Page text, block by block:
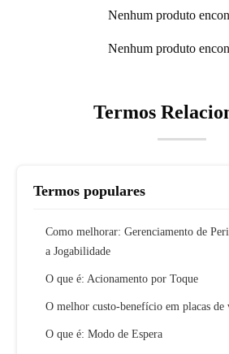
Nenhum produto
Nenhum produto
Termos
Termos populares
Como melhorar: Gerenciamento de
a Jogabilidade
O que é: Acionamento por Toque
O melhor custo-benefício em placas de
O que é: Modo de Espera